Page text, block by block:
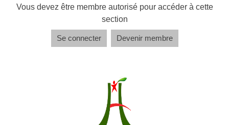
Vous devez être membre autorisé pour accéder à cette
section
Se connecter Devenir membre